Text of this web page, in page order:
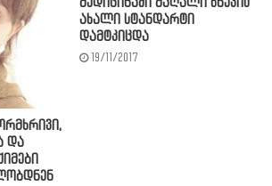
და
მედიცინაში მაღალი წნევის
ახალი სტანდარტი
დამტკიცდა
19/11/2017